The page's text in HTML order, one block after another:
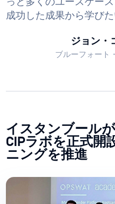
成功した成果から学びた
ジョン・
ブルーフォート
イスタンブール
CIPラボを正式開
ニングを推進